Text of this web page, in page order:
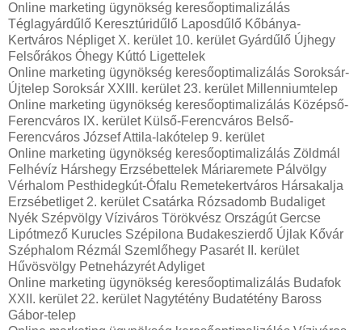
Online marketing ügynökség keresőoptimalizálás
Téglagyárdűlő Keresztúridűlő Laposdűlő Kőbánya-
Kertváros Népliget X. kerület 10. kerület Gyárdűlő Újhegy
Felsőrákos Óhegy Kúttó Ligettelek
Online marketing ügynökség keresőoptimalizálás Soroksár-
Újtelep Soroksár XXIII. kerület 23. kerület Millenniumtelep
Online marketing ügynökség keresőoptimalizálás Középső-
Ferencváros IX. kerület Külső-Ferencváros Belső-
Ferencváros József Attila-lakótelep 9. kerület
Online marketing ügynökség keresőoptimalizálás Zöldmál
Felhévíz Hárshegy Erzsébettelek Máriaremete Pálvölgy
Vérhalom Pesthidegkút-Ófalu Remetekertváros Hársakalja
Erzsébetliget 2. kerület Csatárka Rózsadomb Budaliget
Nyék Szépvölgy Víziváros Törökvész Országút Gercse
Lipótmező Kurucles Szépilona Budakeszierdő Újlak Kővár
Széphalom Rézmál Szemlőhegy Pasarét II. kerület
Hűvösvölgy Petneházyrét Adyliget
Online marketing ügynökség keresőoptimalizálás Budafok
XXII. kerület 22. kerület Nagytétény Budatétény Baross
Gábor-telep